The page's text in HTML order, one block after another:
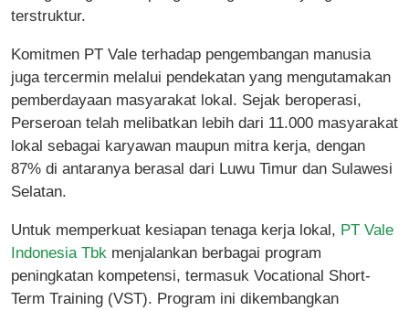
terstruktur.
Komitmen PT Vale terhadap pengembangan manusia
juga tercermin melalui pendekatan yang mengutamakan
pemberdayaan masyarakat lokal. Sejak beroperasi,
Perseroan telah melibatkan lebih dari 11.000 masyarakat
lokal sebagai karyawan maupun mitra kerja, dengan
87% di antaranya berasal dari Luwu Timur dan Sulawesi
Selatan.
Untuk memperkuat kesiapan tenaga kerja lokal, PT Vale
Indonesia Tbk menjalankan berbagai program
peningkatan kompetensi, termasuk Vocational Short-
Term Training (VST). Program ini dikembangkan